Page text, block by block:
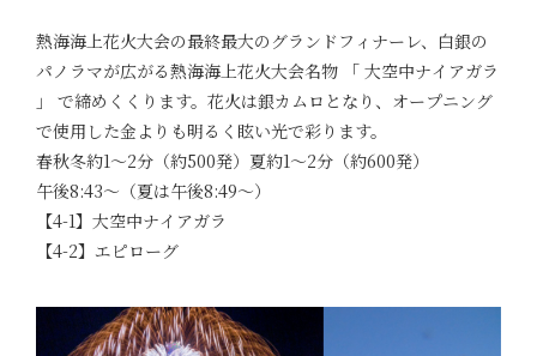
熱海海上花火大会の最終最大のグランドフィナーレ、白銀の
パノラマが広がる熱海海上花火大会名物 「 大空中ナイアガラ
」 で締めくくります。花火は銀カムロとなり、オープニング
で使用した金よりも明るく眩い光で彩ります。
春秋冬約1～2分（約500発）夏約1～2分（約600発）
午後8:43～（夏は午後8:49～）
【4-1】大空中ナイアガラ
【4-2】エピローグ